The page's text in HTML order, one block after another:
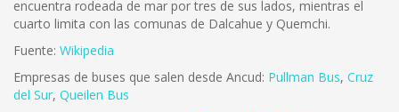
encuentra rodeada de mar por tres de sus lados, mientras el
cuarto limita con las comunas de Dalcahue y Quemchi.
Fuente: Wikipedia
Empresas de buses que salen desde Ancud: Pullman Bus, Cruz
del Sur, Queilen Bus